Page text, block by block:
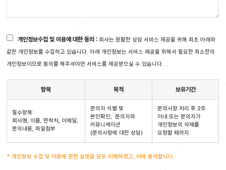
개인정보수집 및 이용에 대한 동의 :회사는 원활한 상담 서비스 제공을 위해 최초 아래와
같은 개인정보를 수집하고 있습니다. 아래 개인정보는 서비스 제공을 위해서 필요한 최소한의
개인정보이므로 동의를 해주셔야만 서비스를 제공받으실 수 있습니다.
항목 목적 보유기간
필수항목:
회사명, 이름, 연락처, 이메일,
문의내용, 파일첨부
문의자 식별 및
본인확인, 문의자와
커뮤니케이션
(문의사항에 대한 상담)
문의사항 처리 후 2주
이내 또는 문의자가
개인정보의 삭제를
요청할 때까지
* 개인정보 수집 및 이용에 관한 설명을 모두 이해하였고, 이에 동의합니다.